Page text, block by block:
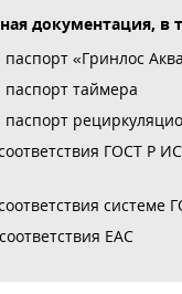
документация, в
«Гринлос
паспорт таймера
ГОСТ Р
системе
EAC